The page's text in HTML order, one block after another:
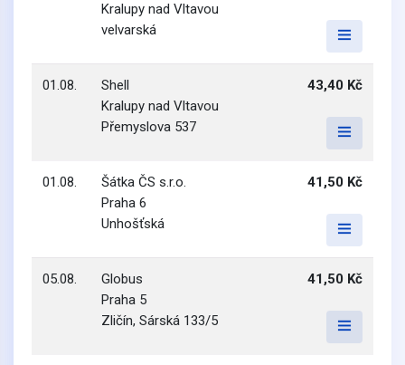
Kralupy nad Vltavou
velvarská
01.08.
Shell
Kralupy nad Vltavou
Přemyslova 537
43,40 Kč
01.08.
Šátka ČS s.r.o.
Praha 6
Unhošťská
41,50 Kč
05.08.
Globus
Praha 5
Zličín, Sárská 133/5
41,50 Kč